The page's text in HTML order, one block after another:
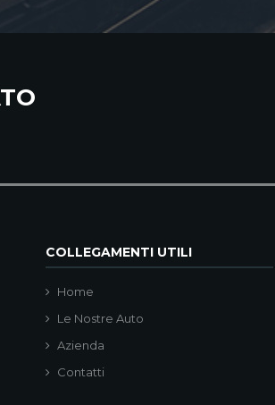
COLLEGAMENTI UTILI
Home
Le Nostre Auto
Azienda
Contatti